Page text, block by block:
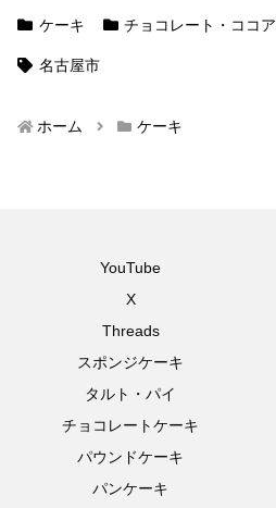
ケーキ チョコレート・ココア
名古屋市
ホーム ケーキ
YouTube
X
Threads
スポンジケーキ
タルト・パイ
チョコレートケーキ
パウンドケーキ
パンケーキ